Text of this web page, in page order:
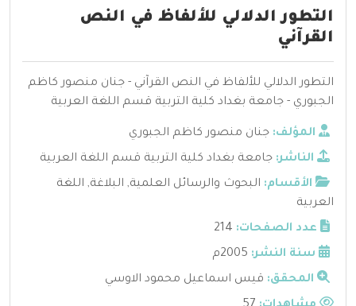
التطور الدلالي للألفاظ في النص
القرآني
التطور الدلالي للألفاظ في النص القرآني - جنان منصور كاظم
الجبوري - جامعة بغداد كلية التربية قسم اللغة العربية
المؤلف: جنان منصور كاظم الجبوري
الناشر: جامعة بغداد كلية التربية قسم اللغة العربية
الأقسام: البحوث والرسائل العلمية, البلاغة, اللغة
العربية
عدد الصفحات: 214
سنة النشر: 2005م
المحقق: قيس اسماعيل محمود الاوسي